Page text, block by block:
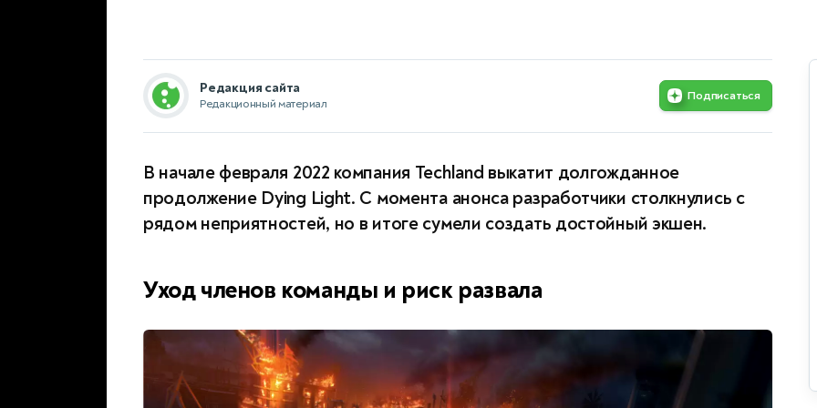
Редакция сайта
Редакционный материал
Подписаться
В начале февраля 2022 компания Techland выкатит долгожданное
продолжение Dying Light. С момента анонса разработчики столкнулись с
рядом неприятностей, но в итоге сумели создать достойный экшен.
Уход членов команды и риск развала